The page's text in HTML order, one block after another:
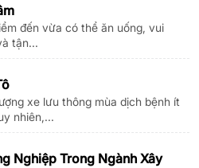
đến vừa có thể ăn uống, vui
tận...
xe lưu thông mùa dịch bệnh ít
nhiên,...
Nghiệp Trong Ngành Xây